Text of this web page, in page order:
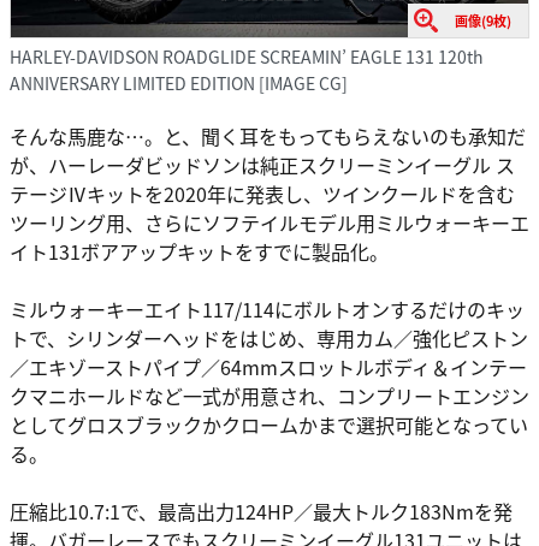
画像(9枚)
HARLEY-DAVIDSON ROADGLIDE SCREAMIN’ EAGLE 131 120th
ANNIVERSARY LIMITED EDITION [IMAGE CG]
そんな馬鹿な…。と、聞く耳をもってもらえないのも承知だ
が、ハーレーダビッドソンは純正スクリーミンイーグル ス
テージⅣキットを2020年に発表し、ツインクールドを含む
ツーリング用、さらにソフテイルモデル用ミルウォーキーエ
イト131ボアアップキットをすでに製品化。
ミルウォーキーエイト117/114にボルトオンするだけのキッ
トで、シリンダーヘッドをはじめ、専用カム／強化ピストン
／エキゾーストパイプ／64mmスロットルボディ＆インテー
クマニホールドなど一式が用意され、コンプリートエンジン
としてグロスブラックかクロームかまで選択可能となってい
る。
圧縮比10.7:1で、最高出力124HP／最大トルク183Nmを発
揮。バガーレースでもスクリーミンイーグル131ユニットは